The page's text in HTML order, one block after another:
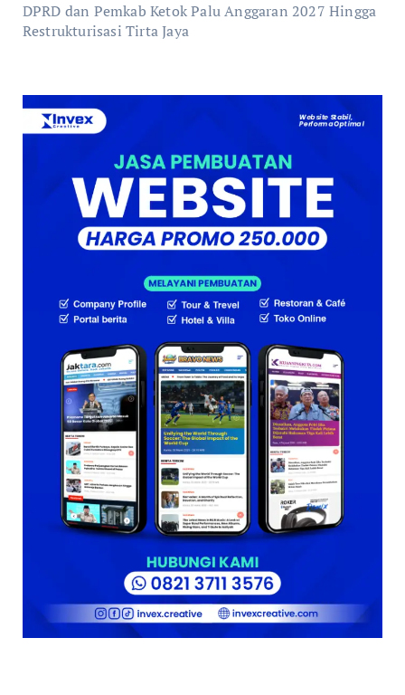
DPRD dan Pemkab Ketok Palu Anggaran 2027 Hingga
Restrukturisasi Tirta Jaya